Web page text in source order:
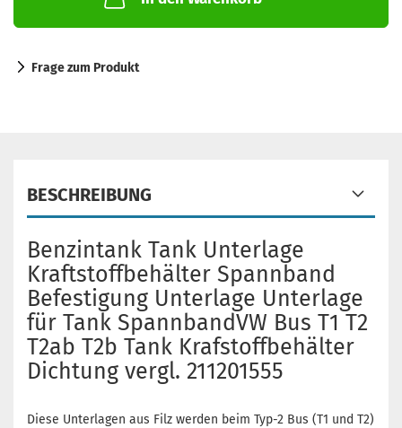
Frage zum Produkt
BESCHREIBUNG
Benzintank Tank Unterlage
Kraftstoffbehälter Spannband
Befestigung Unterlage Unterlage
für Tank SpannbandVW Bus T1 T2
T2ab T2b Tank Krafstoffbehälter
Dichtung vergl. 211201555
Diese Unterlagen aus Filz werden beim Typ-2 Bus (T1 und T2)